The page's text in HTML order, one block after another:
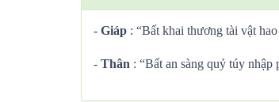
- Giáp : “Bất khai thương tài vật
- Thân : “Bất an sàng quỷ túy